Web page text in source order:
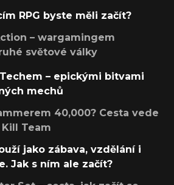
RPG byste měli začít?
– wargamingem
světové války
– epickými bitvami
mechů
40,000? Cesta vede
Team
jako zábava, vzdělání i
Jak s ním ale začít?